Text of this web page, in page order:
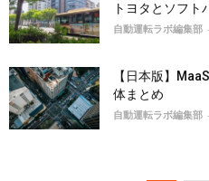
トヨタとソフト
自動運転ラボ編集部 -
【日本版】
体まとめ
自動運転ラボ編集部 -